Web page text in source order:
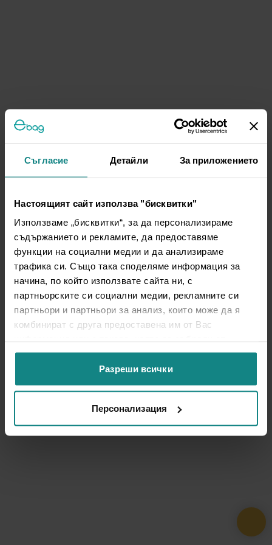
Съгласие Детайли За приложението
Настоящият сайт използва "бисквитки"
Използваме „бисквитки“, за да персонализираме
съдържанието и рекламите, да предоставяме
функции на социални медии и да анализираме
трафика си. Също така споделяме информация за
начина, по който използвате сайта ни, с
партньорските си социални медии, рекламните си
партньори и партньори за анализ, които може да я
комбинират с друга предоставена им от Вас
ползването от Ваша страна на услугите им.
Разреши всички
Персонализация